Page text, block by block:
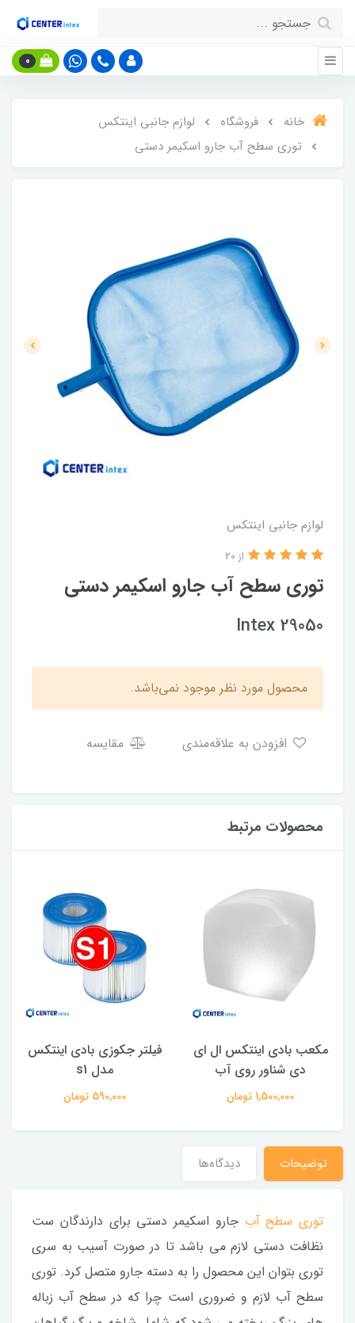
0
خانه فروشگاه
لوازم جانبی اینتکس
توری سطح آب جارو اسکیمر دستی
لوازم جانبی اینتکس
توری سطح آب جارو اسکیمر دستی
از 20
Intex 29050
محصول مورد نظر موجود نمی‌باشد.
مقایسه
محصولات مرتبط
مکعب بادی اینتکس ال ای
دی شناور روی آب
1,500,000 تومان
فیلتر جکوزی بادی اینتکس
مدل s1
590,000 تومان
توضیحات دیدگاه‌ها
توری سطح آب جارو اسکیمر دستی برای دارندگان ست
نظافت دستی لازم می باشد تا در صورت آسیب به سری
توری بتوان این محصول را به دسته جارو متصل کرد. توری
سطح آب لازم و ضروری است چرا که در سطح آب زباله